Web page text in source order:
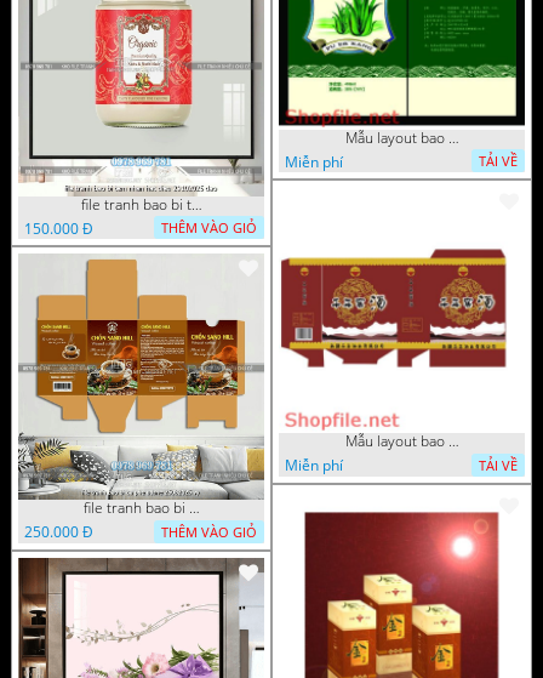
file tranh bao bi tem nhan hat dieu 29102025 dao
150.000 Đ
THÊM VÀO GIỎ
file tranh bao bi ca phe u&me 25082025 vy
250.000 Đ
THÊM VÀO GIỎ
Mẫu layout bao bì nha đam
Miễn phí
TẢI VỀ
Mẫu layout bao bì ấn tượng
Miễn phí
TẢI VỀ